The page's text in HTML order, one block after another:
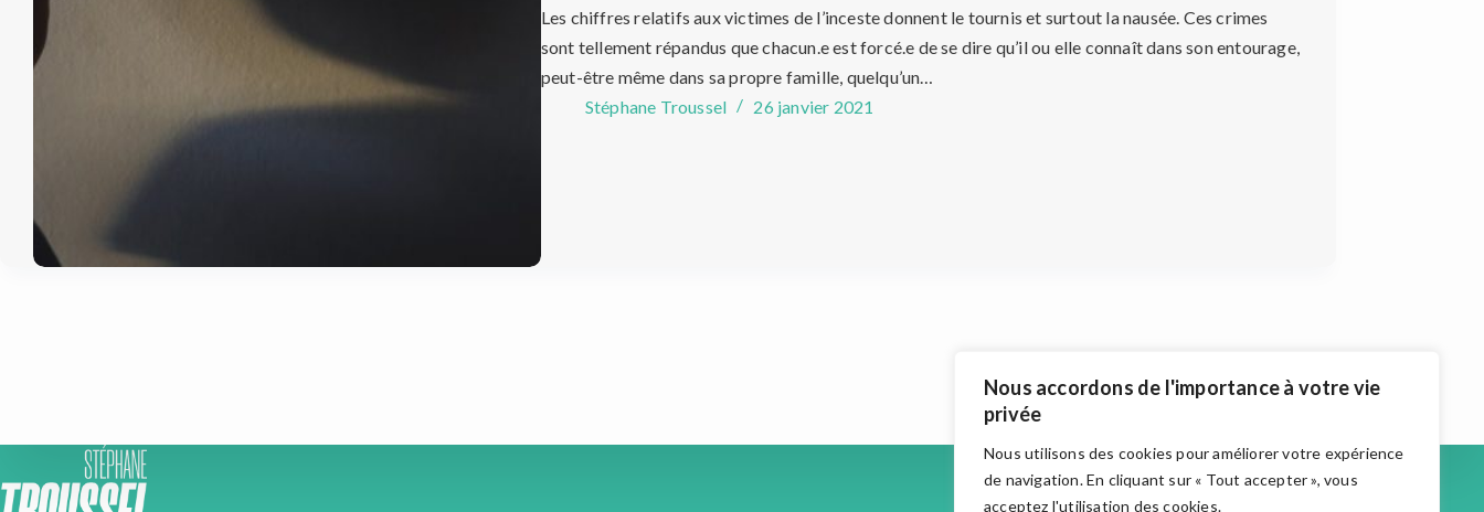
Nous accordons de l'importance à votre vie
privée
Nous utilisons des cookies pour améliorer votre expérience
de navigation. En cliquant sur « Tout accepter », vous
acceptez l'utilisation des cookies.
Les chiffres relatifs aux victimes de l’inceste donnent le tournis et surtout la nausée. Ces crimes
sont tellement répandus que chacun.e est forcé.e de se dire qu’il ou elle connaît dans son entourage,
peut-être même dans sa propre famille, quelqu’un…
Stéphane Troussel
26 janvier 2021
Accueil
Actualités